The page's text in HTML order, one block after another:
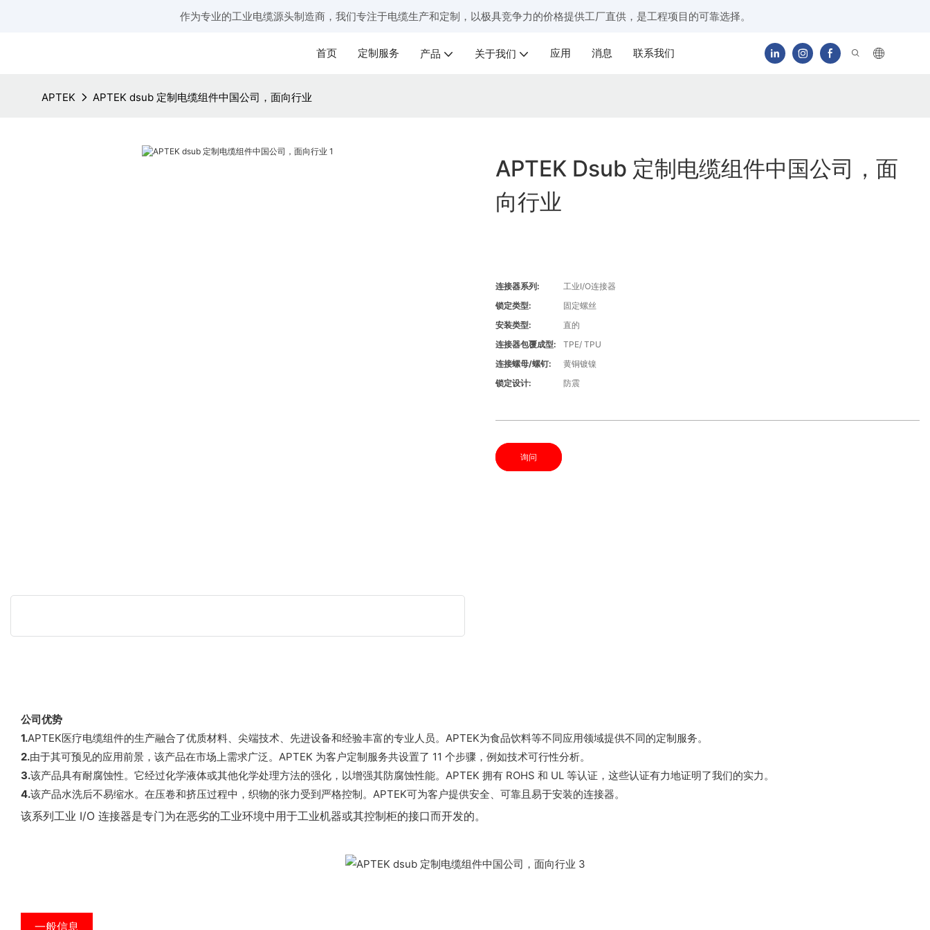
作为专业的工业电缆源头制造商，我们专注于电缆生产和定制，以极具竞争力的价格提供工厂直供，是工程项目的可靠选择。
首页 定制服务 产品 关于我们 应用 消息 联系我们
APTEK APTEK dsub 定制电缆组件中国公司，面向行业
APTEK Dsub 定制电缆组件中国公司，面
向行业
连接器系列:
工业I/O连接器
锁定类型:
固定螺丝
安装类型:
直的
连接器包覆成型:
TPE/ TPU
连接螺母/螺钉:
黄铜镀镍
锁定设计:
防震
询问
公司优势
1.APTEK医疗电缆组件的生产融合了优质材料、尖端技术、先进设备和经验丰富的专业人员。APTEK为食品饮料等不同应用领域提供不同的定制服务。
2.由于其可预见的应用前景，该产品在市场上需求广泛。APTEK 为客户定制服务共设置了 11 个步骤，例如技术可行性分析。
3.该产品具有耐腐蚀性。它经过化学液体或其他化学处理方法的强化，以增强其防腐蚀性能。APTEK 拥有 ROHS 和 UL 等认证，这些认证有力地证明了我们的实力。
4.该产品水洗后不易缩水。在压卷和挤压过程中，织物的张力受到严格控制。APTEK可为客户提供安全、可靠且易于安装的连接器。
该系列工业 I/O 连接器是专门为在恶劣的工业环境中用于工业机器或其控制柜的接口而开发的。
一般信息